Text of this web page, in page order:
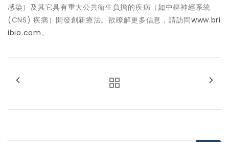
感染）及其它具有重大公共衛生負擔的疾病（如中樞神經系統
(CNS) 疾病）開發創新療法。欲瞭解更多信息，請訪問www.bri
ibio.com。